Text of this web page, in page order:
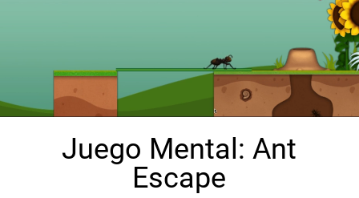
Juego Mental: Ant
Escape